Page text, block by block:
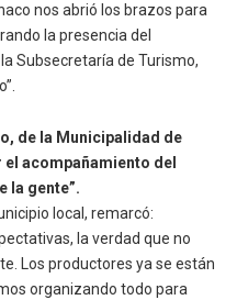
nos abrió los brazos para
la presencia del
Subsecretaría de Turismo,
de la Municipalidad de
acompañamiento del
la gente”.
local, remarcó:
la verdad que no
Los productores ya se están
organizando todo para